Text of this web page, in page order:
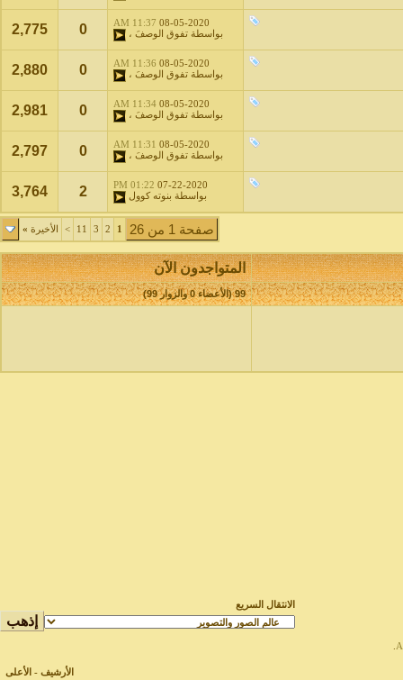
08-05-2020
11:37 AM
بواسطة تفوق الوصفَ ، 0
2,775
08-05-2020
11:36 AM
بواسطة تفوق الوصفَ ، 0
2,880
08-05-2020
11:34 AM
بواسطة تفوق الوصفَ ، 0
2,981
08-05-2020
11:31 AM
بواسطة تفوق الوصفَ ، 0
2,797
07-22-2020
01:22 PM
بواسطة بنوته كوول 2
3,764
صفحة 1 من 26 1
2
3
11
> الأخيرة »
المتواجدون الآن
99 (الأعضاء 0 والزوار 99)
الانتقال السريع
.
الأرشيف - الأعلى